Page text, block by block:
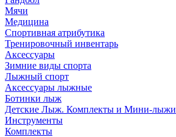
Мячи
Медицина
Спортивная атрибутика
Тренировочный инвентарь
Аксессуары
Зимние виды спорта
Лыжный спорт
Аксессуары лыжные
Ботинки лыж
Детские Лыж. Комплекты и Мини-лыжи
Инструменты
Комплекты